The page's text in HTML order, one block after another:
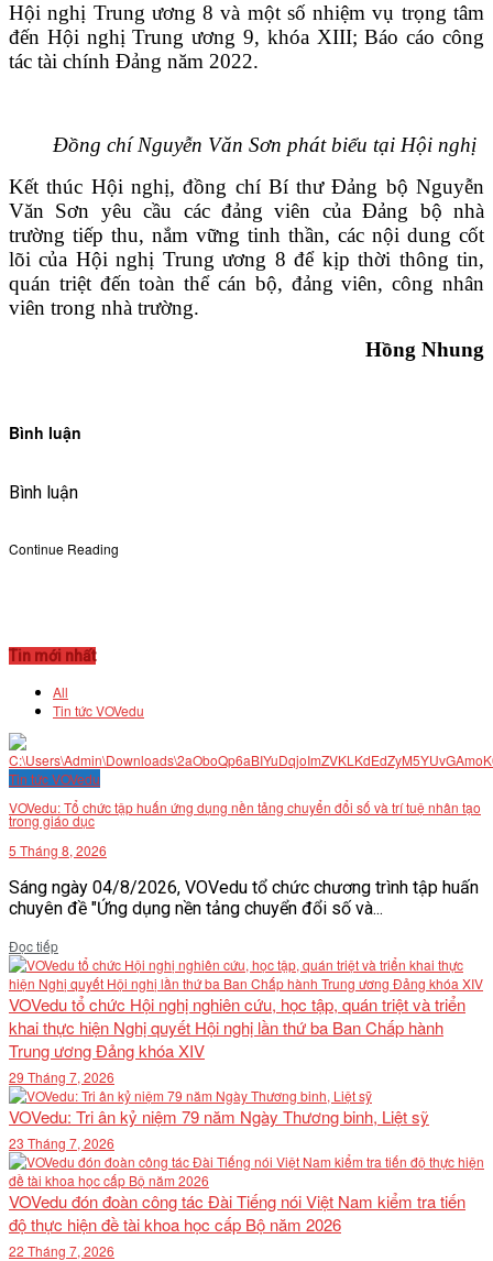
Hội nghị Trung ương 8 và một số nhiệm vụ trọng tâm
đến Hội nghị Trung ương 9, khóa XIII; Báo cáo công
tác tài chính Đảng năm 2022.
Đồng chí Nguyễn Văn Sơn phát biểu tại Hội nghị
Kết thúc Hội nghị, đồng chí Bí thư Đảng bộ Nguyễn
Văn Sơn yêu cầu các đảng viên của Đảng bộ nhà
trường tiếp thu, nắm vững tinh thần, các nội dung cốt
lõi của Hội nghị Trung ương 8 để kịp thời thông tin,
quán triệt đến toàn thể cán bộ, đảng viên, công nhân
viên trong nhà trường.
Hồng Nhung
Bình luận
Bình luận
Continue Reading
Tin mới nhất
All
Tin tức VOVedu
Tin tức VOVedu
VOVedu: Tổ chức tập huấn ứng dụng nền tảng chuyển đổi số và trí tuệ nhân tạo
trong giáo dục
5 Tháng 8, 2026
Sáng ngày 04/8/2026, VOVedu tổ chức chương trình tập huấn
chuyên đề "Ứng dụng nền tảng chuyển đổi số và...
Đọc tiếpDetails
VOVedu tổ chức Hội nghị nghiên cứu, học tập, quán triệt và triển
khai thực hiện Nghị quyết Hội nghị lần thứ ba Ban Chấp hành
Trung ương Đảng khóa XIV
29 Tháng 7, 2026
VOVedu: Tri ân kỷ niệm 79 năm Ngày Thương binh, Liệt sỹ
23 Tháng 7, 2026
VOVedu đón đoàn công tác Đài Tiếng nói Việt Nam kiểm tra tiến
độ thực hiện đề tài khoa học cấp Bộ năm 2026
22 Tháng 7, 2026